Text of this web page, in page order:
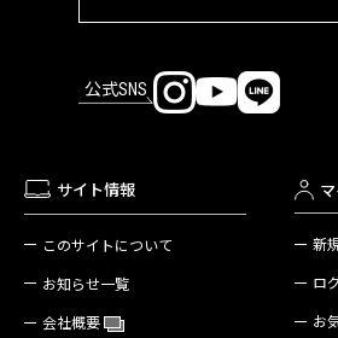
公式SNS
サイト情報
このサイトについて
お知らせ一覧
会社概要
新
ロ
お